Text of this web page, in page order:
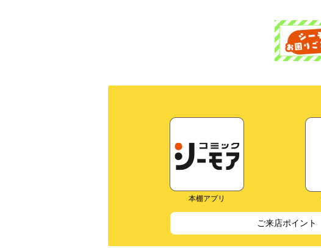
本棚アプリ
ご来店ポイント